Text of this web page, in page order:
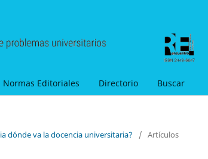
Normas Editoriales Directorio Buscar
dónde va la docencia universitaria?
/ Artículos